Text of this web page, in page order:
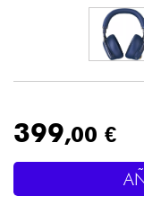
Micros
Sistemas de
399,00 €